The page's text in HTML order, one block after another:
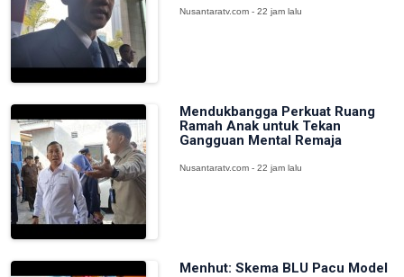
Nusantaratv.com - 22 jam lalu
Mendukbangga Perkuat Ruang
Ramah Anak untuk Tekan
Gangguan Mental Remaja
Nusantaratv.com - 22 jam lalu
Menhut: Skema BLU Pacu Model